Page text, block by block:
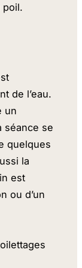
poil.
de l’eau.
un
séance se
quelques
la
est
ou d’un